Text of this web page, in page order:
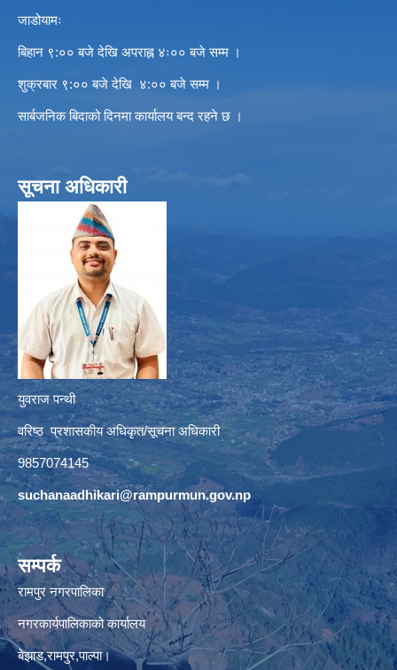
जाडोयामः
बिहान ९:०० बजे देखि अपराह्न ४ः०० बजे सम्म ।
शुक्रबार ९:०० बजे देखि ४:०० बजे सम्म ।
सार्बजनिक बिदाको दिनमा कार्यालय बन्द रहने छ ।
सूचना अधिकारी
युवराज पन्थी
वरिष्ठ प्रशासकीय अधिकृत/सूचना अधिकारी
9857074145
suchanaadhikari@rampurmun.gov.np
सम्पर्क
रामपुर नगरपालिका
नगरकार्यपालिकाको कार्यालय
बेझाड,रामपुर,पाल्पा।